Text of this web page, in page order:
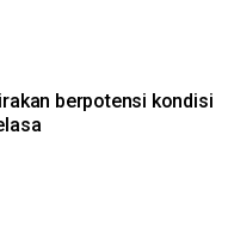
berpotensi kondisi